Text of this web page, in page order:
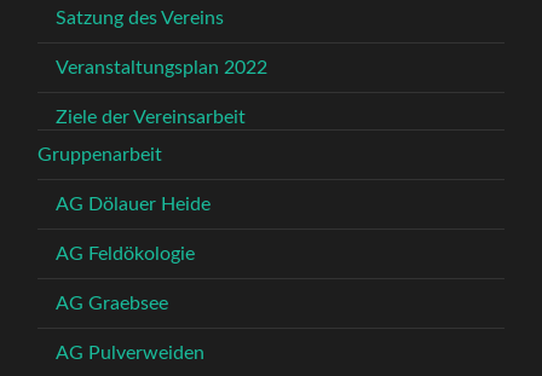
Satzung des Vereins
Veranstaltungsplan 2022
Ziele der Vereinsarbeit
Gruppenarbeit
AG Dölauer Heide
AG Feldökologie
AG Graebsee
AG Pulverweiden